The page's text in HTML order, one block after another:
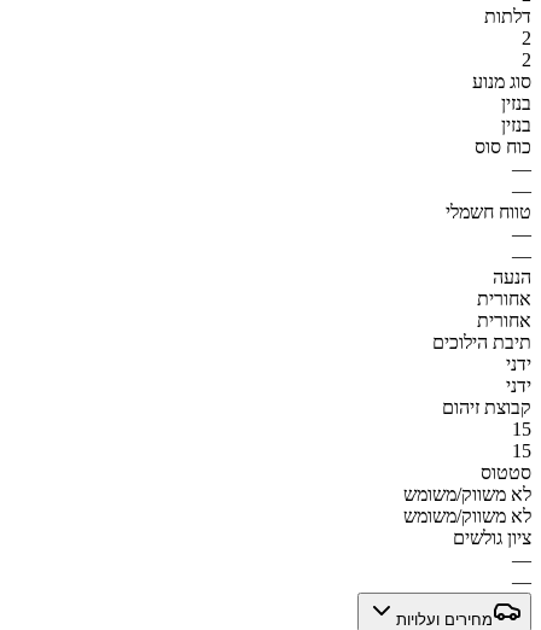
דלתות
2
2
סוג מנוע
בנזין
בנזין
כוח סוס
—
—
טווח חשמלי
—
—
הנעה
אחורית
אחורית
תיבת הילוכים
ידני
ידני
קבוצת זיהום
15
15
סטטוס
לא משווק/משומש
לא משווק/משומש
ציון גולשים
—
—
מחירים ועלויות